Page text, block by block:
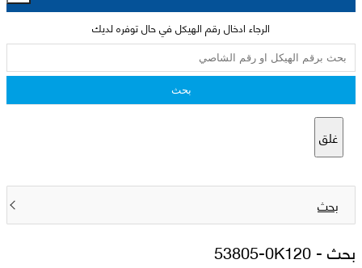
الرجاء ادخال رقم الهيكل في حال توفره لديك
بحث
غلق
بحث
بحث -53805-0K120